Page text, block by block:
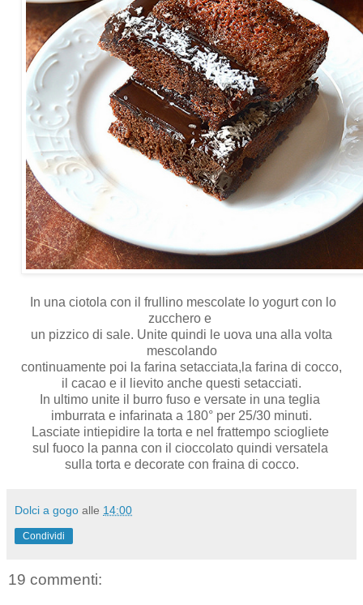
In una ciotola con il frullino mescolate lo yogurt con lo
zucchero e
un pizzico di sale. Unite quindi le uova una alla volta
mescolando
continuamente poi la farina setacciata,la farina di cocco,
il cacao e il lievito anche questi setacciati.
In ultimo unite il burro fuso e versate in una teglia
imburrata e infarinata a 180° per 25/30 minuti.
Lasciate intiepidire la torta e nel frattempo sciogliete
sul fuoco la panna con il cioccolato quindi versatela
sulla torta e decorate con fraina di cocco.
Dolci a gogo alle 14:00
Condividi
19 commenti: